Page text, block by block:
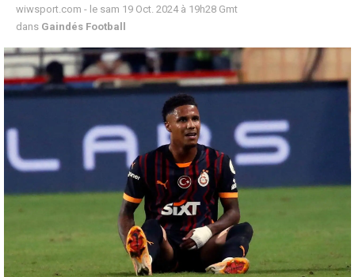
wiwsport.com - le sam 19 Oct. 2024 à 19h28 Gmt
dans Gaindés Football